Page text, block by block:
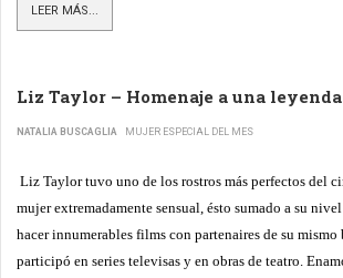
LEER MÁS...
Liz Taylor – Homenaje a una
NATALIA BUSCAGLIA MUJER ESPECIAL DEL MES
Liz Taylor tuvo uno de los rostros más perfectos del
mujer extremadamente sensual, ésto sumado a su
hacer innumerables films con partenaires de su mismo
participó en series televisas y en obras de teatro.